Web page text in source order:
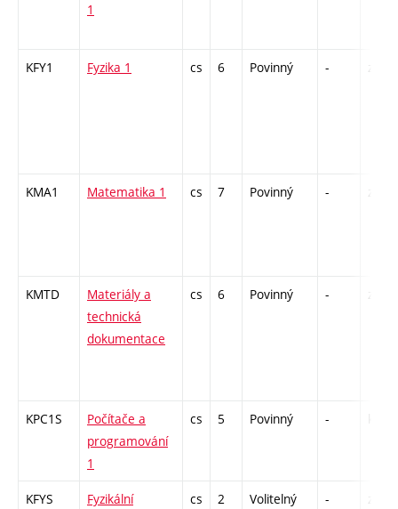
1
KFY1 Fyzika 1 cs 6 Povinný - zá,zk
KMA1 Matematika 1 cs 7 Povinný - zá,zk
KMTD
Materiály a
technická
dokumentace
cs 6 Povinný - zá,zk
KPC1S
Počítače a
programování
1
cs 5 Povinný -
KFYS Fyzikální cs 2 Volitelný - zá